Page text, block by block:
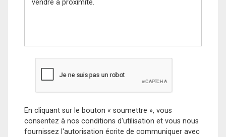
En cliquant sur le bouton « soumettre », vous
consentez à nos conditions d'utilisation et vous nous
fournissez l'autorisation écrite de communiquer avec